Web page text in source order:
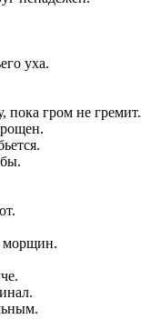
уха.
пока гром не гремит.
морщин.